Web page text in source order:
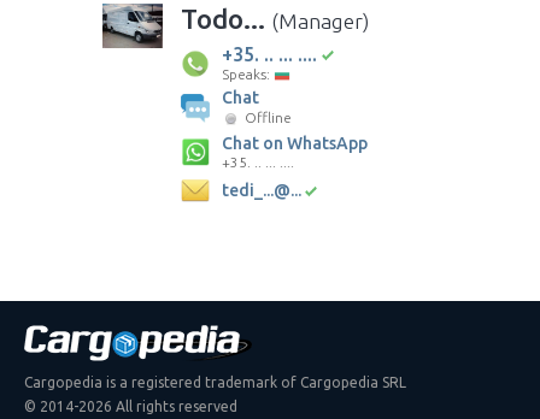
Todo... (Manager)
+35. .. ... ....
Speaks:
Chat
Offline
Chat on WhatsApp
+35. .. ... ....
tedi_...@...
Cargopedia is a registered trademark of Cargopedia SRL
© 2014-2026 All rights reserved